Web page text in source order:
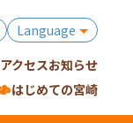
Language
アクセスお知らせ
はじめての宮崎